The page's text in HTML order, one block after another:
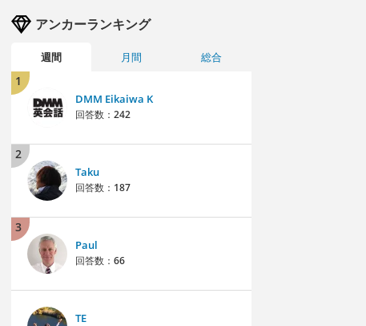
アンカーランキング
週間 月間 総合
1
DMM Eikaiwa K
回答数： 242
2
Taku
回答数： 187
3
Paul
回答数： 66
TE